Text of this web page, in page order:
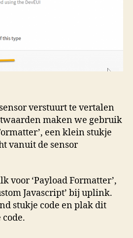
verstuurt te vertalen
maken we gebruik
een klein stukje
vanuit de sensor
voor ‘Payload Formatter’,
Javascript’ bij uplink.
stukje code en plak dit